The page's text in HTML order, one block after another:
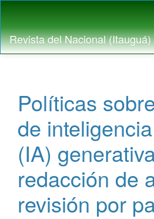
Contenido
principal
Barra
Revista del Nacional (Itauguá)
Políticas
de
(IA)
redacción de
revisión por